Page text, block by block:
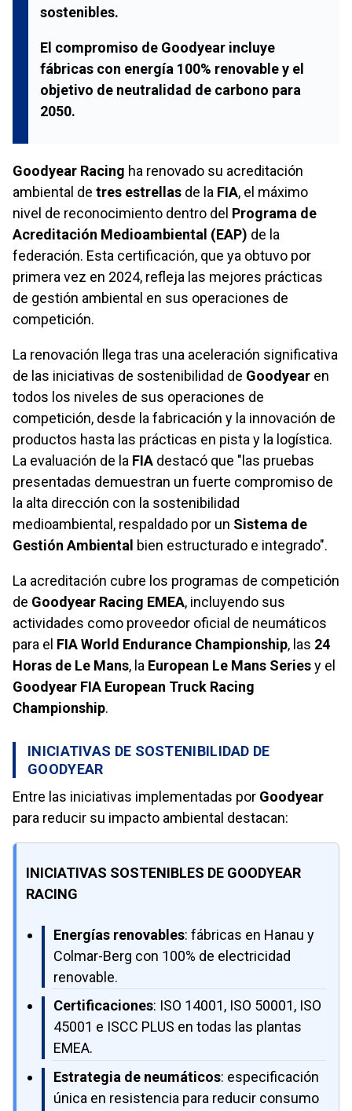
sostenibles.
El compromiso de Goodyear incluye
fábricas con energía 100% renovable y el
objetivo de neutralidad de carbono para
2050.
Goodyear Racing ha renovado su acreditación
ambiental de tres estrellas de la FIA, el máximo
nivel de reconocimiento dentro del Programa de
Acreditación Medioambiental (EAP) de la
federación. Esta certificación, que ya obtuvo por
primera vez en 2024, refleja las mejores prácticas
de gestión ambiental en sus operaciones de
competición.
La renovación llega tras una aceleración significativa
de las iniciativas de sostenibilidad de Goodyear en
todos los niveles de sus operaciones de
competición, desde la fabricación y la innovación de
productos hasta las prácticas en pista y la logística.
La evaluación de la FIA destacó que "las pruebas
presentadas demuestran un fuerte compromiso de
la alta dirección con la sostenibilidad
medioambiental, respaldado por un Sistema de
Gestión Ambiental bien estructurado e integrado".
La acreditación cubre los programas de competición
de Goodyear Racing EMEA, incluyendo sus
actividades como proveedor oficial de neumáticos
para el FIA World Endurance Championship, las 24
Horas de Le Mans, la European Le Mans Seriesy el
Goodyear FIA European Truck Racing
Championship.
INICIATIVAS DE SOSTENIBILIDAD DE
GOODYEAR
Entre las iniciativas implementadas por Goodyear
para reducir su impacto ambiental destacan:
INICIATIVAS SOSTENIBLES DE GOODYEAR
RACING
Energías renovables: fábricas en Hanau y
Colmar-Berg con 100% de electricidad
renovable.
Certificaciones: ISO 14001, ISO 50001, ISO
45001 e ISCC PLUS en todas las plantas
EMEA.
Estrategia de neumáticos: especificación
única en resistencia para reducir consumo